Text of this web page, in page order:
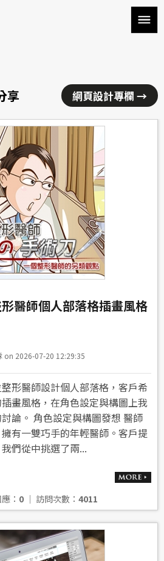
享 網頁設計專欄 →
醫師個人部落格插畫風格
on 2026-07-20 12:29:35
形醫師設計個人部落格，客戶希
畫風格，在角色設定與構圖上我
論。 角色設定與構圖發想 醫師
有一雙巧手的年輕醫師。客戶提
們從中挑選了兩...
： 0 │ 訪問次數： 4011